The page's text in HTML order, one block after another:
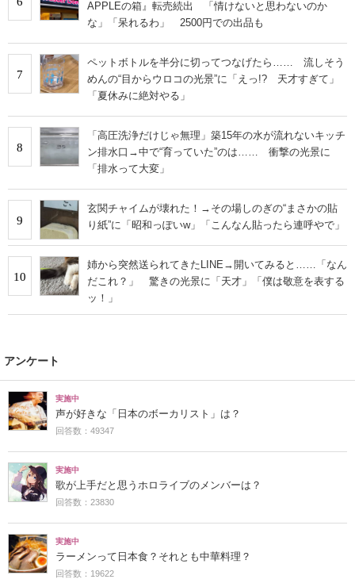
APPLEの箱』転売続出 「情けないと思わないのか
な」「呆れるわ」 2500円での出品も
7
ペットボトルを半分に切ってつなげたら…… 流しそう
めんの“目からウロコの光景”に「えっ!? 天才すぎて」
「夏休みに絶対やる」
8
「高圧洗浄だけじゃ無理」築15年の水が流れないキッチ
ン排水口→中で“育っていた”のは…… 衝撃の光景に
「排水って大変」
9
玄関チャイムが壊れた！→その場しのぎの“まさかの貼
り紙”に「昭和っぽいw」「こんなん貼ったら連呼やで」
10
姉から突然送られてきたLINE→開いてみると……「なん
だこれ？」 驚きの光景に「天才」「僕は敬意を表する
ッ！」
アンケート
実施中
声が好きな「日本のボーカリスト」は？
回答数：49347
実施中
歌が上手だと思うホロライブのメンバーは？
回答数：23830
実施中
ラーメンって日本食？それとも中華料理？
回答数：19622